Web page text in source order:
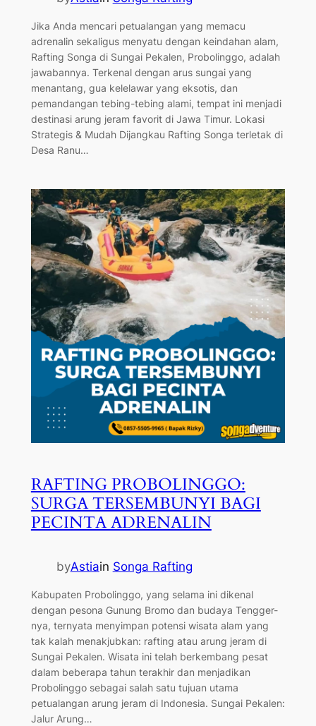
Jika Anda mencari petualangan yang memacu
adrenalin sekaligus menyatu dengan keindahan alam,
Rafting Songa di Sungai Pekalen, Probolinggo, adalah
jawabannya. Terkenal dengan arus sungai yang
menantang, gua kelelawar yang eksotis, dan
pemandangan tebing-tebing alami, tempat ini menjadi
destinasi arung jeram favorit di Jawa Timur. Lokasi
Strategis & Mudah Dijangkau Rafting Songa terletak di
Desa Ranu…
RAFTING PROBOLINGGO:
SURGA TERSEMBUNYI BAGI
PECINTA ADRENALIN
byAstiain Songa Rafting
Kabupaten Probolinggo, yang selama ini dikenal
dengan pesona Gunung Bromo dan budaya Tengger-
nya, ternyata menyimpan potensi wisata alam yang
tak kalah menakjubkan: rafting atau arung jeram di
Sungai Pekalen. Wisata ini telah berkembang pesat
dalam beberapa tahun terakhir dan menjadikan
Probolinggo sebagai salah satu tujuan utama
petualangan arung jeram di Indonesia. Sungai Pekalen:
Jalur Arung…